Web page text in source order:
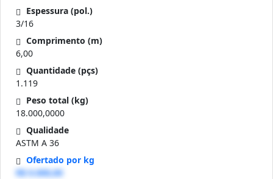
Espessura (pol.)
3/16
Comprimento (m)
6,00
Quantidade (pçs)
1.119
Peso total (kg)
18.000,0000
Qualidade
ASTM A 36
Ofertado por kg
R$ 0.000,00